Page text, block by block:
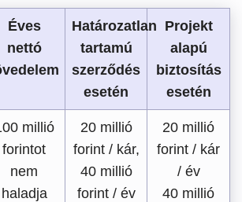
Éves
nettó
Határozatlan
tartamú
szerződés
esetén
Projekt
alapú
biztosítás
esetén
millió
forintot
nem
haladja
20 millió
forint / kár,
40 millió
forint / év
20 millió
forint / kár
/ év
40 millió